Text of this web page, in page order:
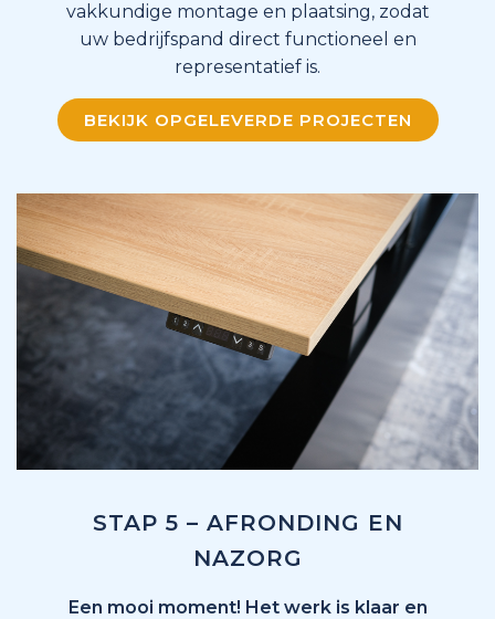
vakkundige montage en plaatsing, zodat
uw bedrijfspand direct functioneel en
representatief is.
BEKIJK OPGELEVERDE PROJECTEN
STAP 5 – AFRONDING EN
NAZORG
Een mooi moment! Het werk is klaar en